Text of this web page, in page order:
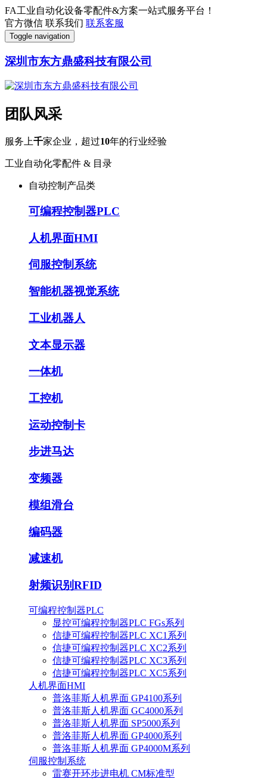
FA工业自动化设备零配件&方案一站式服务平台！
官方微信 联系我们 联系客服
Toggle navigation
深圳市东方鼎盛科技有限公司
团队风采
服务上千家企业，超过10年的行业经验
工业自动化零配件 & 目录
自动控制产品类
可编程控制器PLC
人机界面HMI
伺服控制系统
智能机器视觉系统
工业机器人
文本显示器
一体机
工控机
运动控制卡
步进马达
变频器
模组滑台
编码器
减速机
射频识别RFID
可编程控制器PLC
显控可编程控制器PLC FGs系列
信捷可编程控制器PLC XC1系列
信捷可编程控制器PLC XC2系列
信捷可编程控制器PLC XC3系列
信捷可编程控制器PLC XC5系列
人机界面HMI
普洛菲斯人机界面 GP4100系列
普洛菲斯人机界面 GC4000系列
普洛菲斯人机界面 SP5000系列
普洛菲斯人机界面 GP4000系列
普洛菲斯人机界面 GP4000M系列
伺服控制系统
雷赛开环步进电机 CM标准型